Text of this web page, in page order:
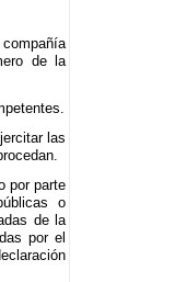
de la
las
por parte
o
de la
por el